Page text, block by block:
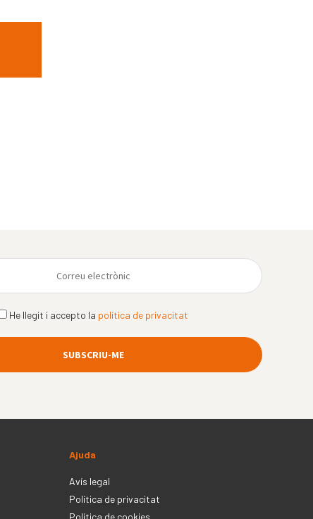
He llegit i accepto la política de privacitat
Ajuda
Avís legal
Política de privacitat
Política de cookies